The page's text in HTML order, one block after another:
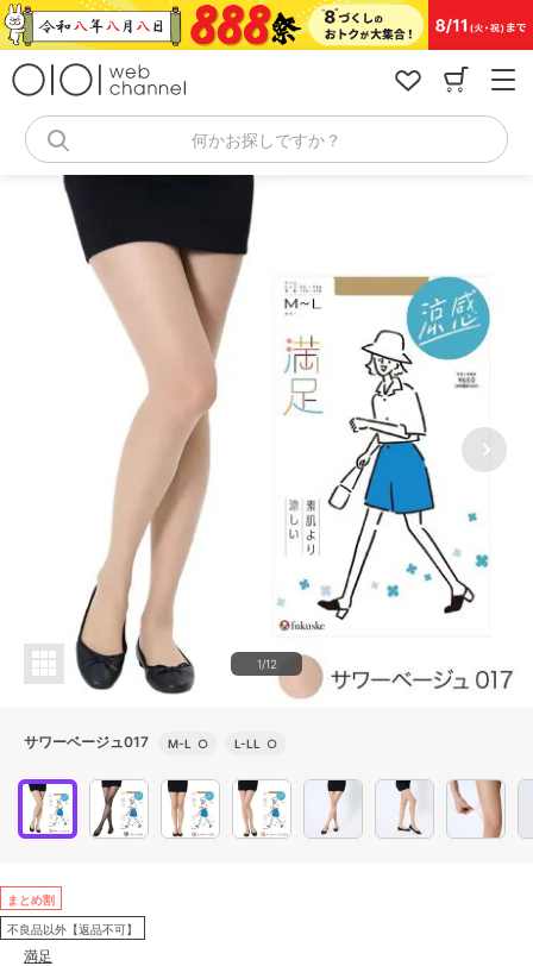
コ
ン
何かお探しですか？
1/12
サワーベージュ017 M-L ○ L-LL ○
まとめ割
不良品以外【返品不可】
満足